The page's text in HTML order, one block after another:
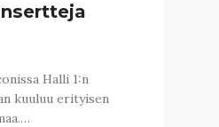
Halli 1:n
kuuluu erityisen